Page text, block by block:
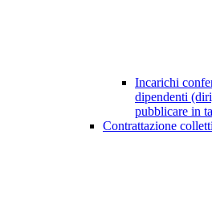
Incarichi
dipendenti
pubblicare in
Contrattazione